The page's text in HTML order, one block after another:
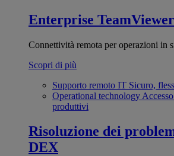
Enterprise
Connettività remota per operazioni in
Scopri di più
Supporto remoto IT Sicuro,
Operational technology
produttivi
Risoluzione dei
DEX